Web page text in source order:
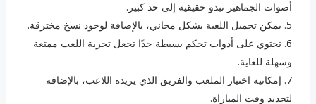
أصوات الجماهير تبدو حقيقية إلى حد كبير.
5. ‏يمكن تحميل اللعبة بشكل مجاني، بالإضافة لوجود نسخ مخترقة.
6. ‏تحتوي على أدوات تحكم بسيطة جدًا تجعل تجربة اللعب ممتعة
وسهلة للغاية.
7. ‏إمكانية اختيار الملعب والفريق الذي يريده اللاعب، بالإضافة
لتحديد وقت المباراة.